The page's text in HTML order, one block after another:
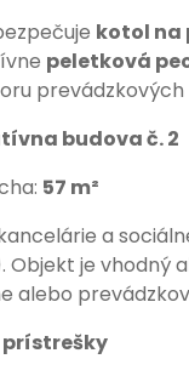
kotol na
peletková
prevádzkových
budova č. 2
57 m²
a
Objekt je vhodný
alebo
prístrešky